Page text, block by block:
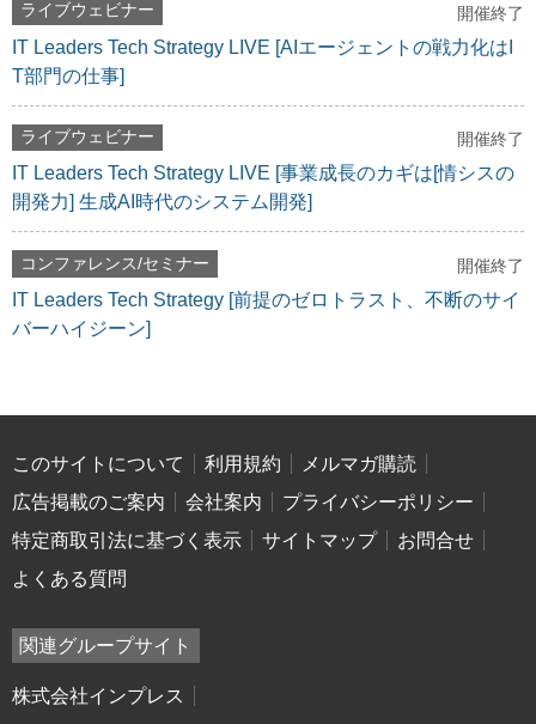
ライブウェビナー 開催終了
IT Leaders Tech Strategy LIVE [AIエージェントの戦力化はI
T部門の仕事]
ライブウェビナー 開催終了
IT Leaders Tech Strategy LIVE [事業成長のカギは[情シスの
開発力] 生成AI時代のシステム開発]
コンファレンス/セミナー 開催終了
IT Leaders Tech Strategy [前提のゼロトラスト、不断のサイ
バーハイジーン]
このサイトについて 利用規約
メルマガ購読
広告掲載のご案内
会社案内
プライバシーポリシー
特定商取引法に基づく表示
サイトマップ
お問合せ
よくある質問
関連グループサイト
株式会社インプレス